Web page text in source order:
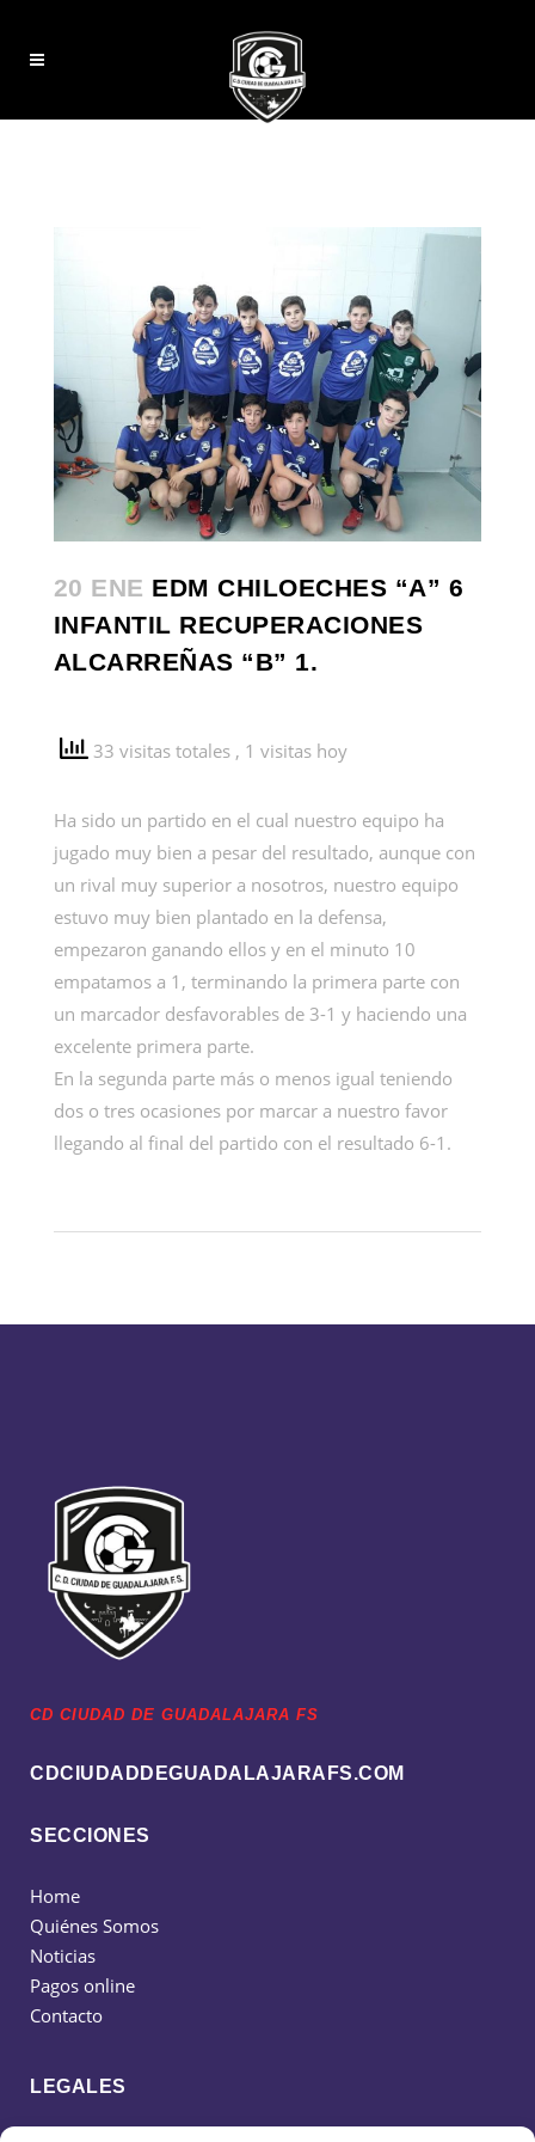
20 ENE EDM CHILOECHES “A” 6
INFANTIL RECUPERACIONES
ALCARREÑAS “B” 1.
33 visitas totales , 1 visitas hoy
Ha sido un partido en el cual nuestro equipo ha
jugado muy bien a pesar del resultado, aunque con
un rival muy superior a nosotros, nuestro equipo
estuvo muy bien plantado en la defensa,
empezaron ganando ellos y en el minuto 10
empatamos a 1, terminando la primera parte con
un marcador desfavorables de 3-1 y haciendo una
excelente primera parte.
En la segunda parte más o menos igual teniendo
dos o tres ocasiones por marcar a nuestro favor
llegando al final del partido con el resultado 6-1.
CD CIUDAD DE GUADALAJARA FS
CDCIUDADDEGUADALAJARAFS.COM
SECCIONES
Home
Quiénes Somos
Noticias
Pagos online
Contacto
LEGALES